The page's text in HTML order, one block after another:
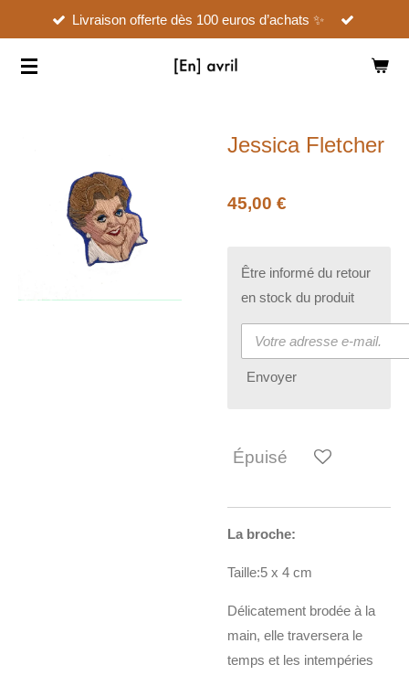
contenu
Livraison offerte dès 100 euros d’achats ✨
Jessica Fletcher
45,00 €
Être informé du retour
en stock du produit
Envoyer
Épuisé
La broche:
Taille:5 x 4 cm
Délicatement brodée à la
main, elle traversera le
temps et les intempéries